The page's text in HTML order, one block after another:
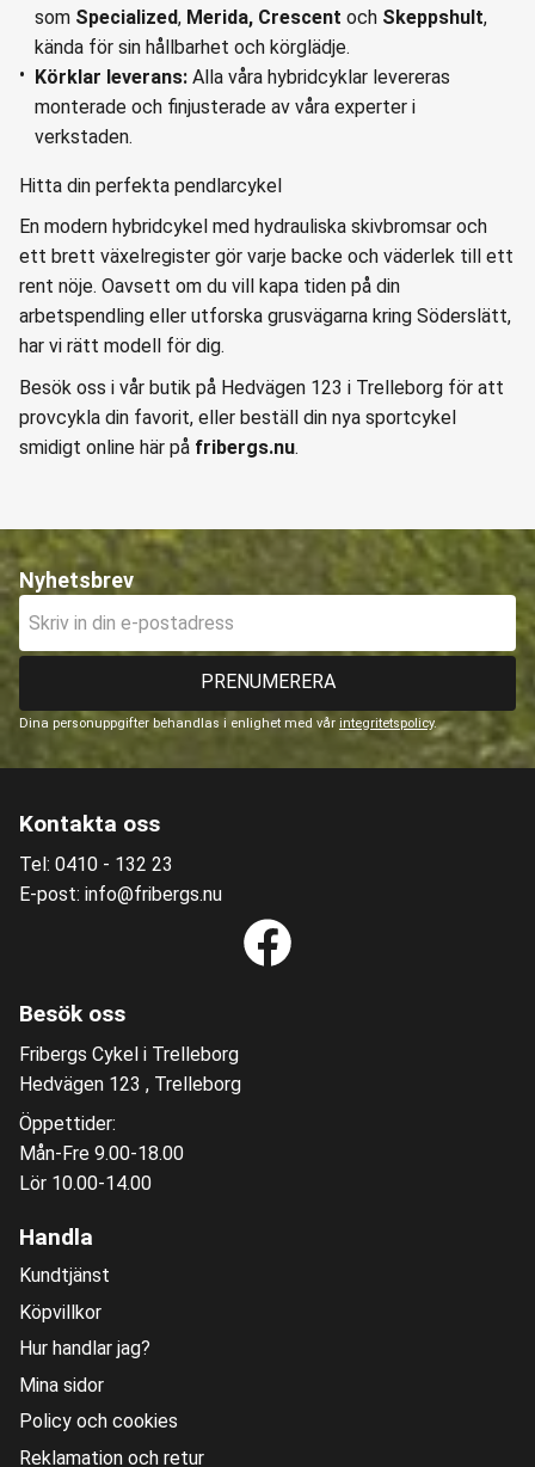
som Specialized, Merida, Crescent och Skeppshult,
kända för sin hållbarhet och körglädje.
Körklar leverans: Alla våra hybridcyklar levereras
monterade och finjusterade av våra experter i
verkstaden.
Hitta din perfekta pendlarcykel
En modern hybridcykel med hydrauliska skivbromsar och
ett brett växelregister gör varje backe och väderlek till ett
rent nöje. Oavsett om du vill kapa tiden på din
arbetspendling eller utforska grusvägarna kring Söderslätt,
har vi rätt modell för dig.
Besök oss i vår butik på Hedvägen 123 i Trelleborg för att
provcykla din favorit, eller beställ din nya sportcykel
smidigt online här på fribergs.nu.
Nyhetsbrev
PRENUMERERA
Dina personuppgifter behandlas i enlighet med vår integritetspolicy.
Kontakta oss
Tel: 0410 - 132 23
E-post: info@fribergs.nu
Besök oss
Fribergs Cykel i Trelleborg
Hedvägen 123 , Trelleborg
Öppettider:
Mån-Fre 9.00-18.00
Lör 10.00-14.00
Handla
Kundtjänst
Köpvillkor
Hur handlar jag?
Mina sidor
Policy och cookies
Reklamation och retur